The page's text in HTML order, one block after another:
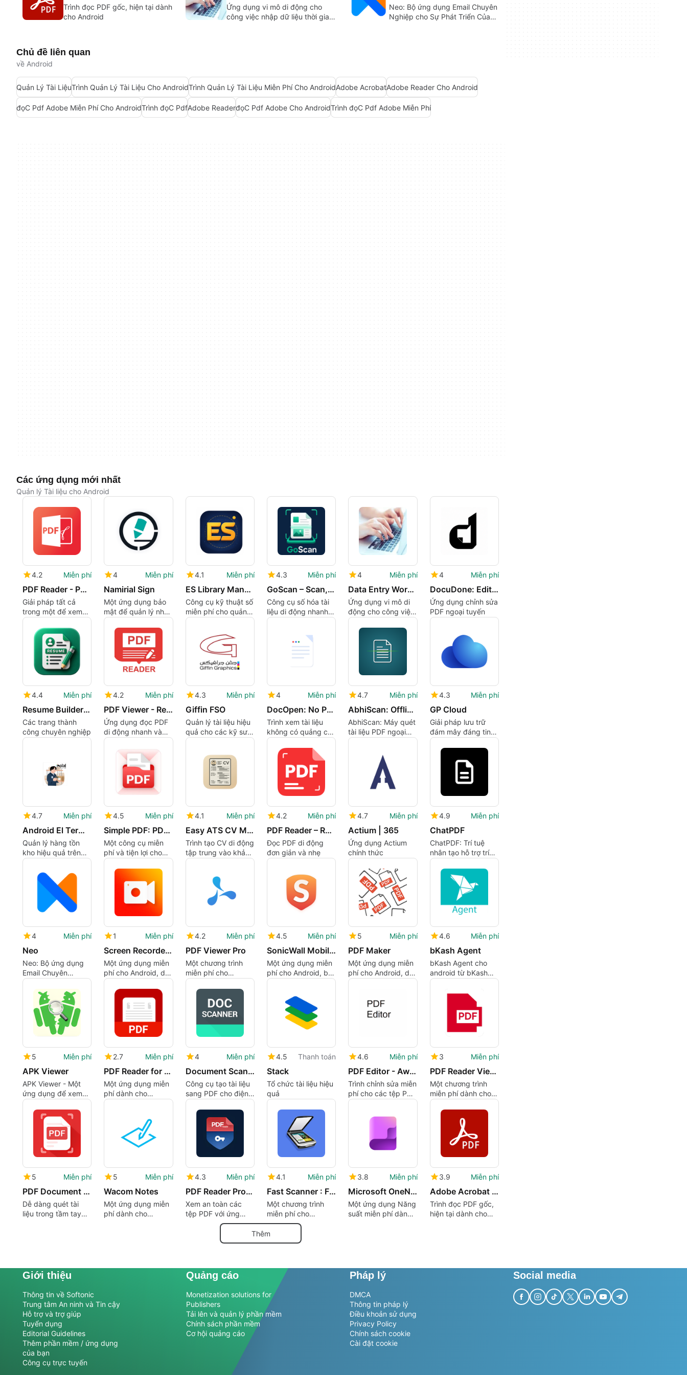
Trình đọc PDF gốc, hiện tại dành
cho Android
Ứng dụng vi mô di động cho
công việc nhập dữ liệu thời gian
Neo: Bộ ứng dụng Email Chuyên
Nghiệp cho Sự Phát Triển Của
Chủ đề liên quan
về Android
Quản Lý Tài LiệuTrình Quản Lý Tài Liệu Cho AndroidTrình Quản Lý Tài Liệu Miễn Phí Cho AndroidAdobe AcrobatAdobe Reader Cho Android
đọC Pdf Adobe Miễn Phí Cho AndroidTrình đọC PdfAdobe ReaderđọC Pdf Adobe Cho AndroidTrình đọC Pdf Adobe Miễn Phí
Các ứng dụng mới nhất
Quản lý Tài liệu cho Android
4.2 Miễn phí
PDF Reader - PDF Editor
Giải pháp tất cả
trong một để xem
và chỉnh sửa tài liệu
PDF
4 Miễn phí
Namirial Sign
Một ứng dụng bảo
mật để quản lý nhu
cầu chữ ký số của
bạn trên di động
4.1 Miễn phí
ES Library Manager
Công cụ kỹ thuật số
miễn phí cho quản lý
thư viện hiệu quả
4.3 Miễn phí
GoScan – Scan, Edit & Share
Công cụ số hóa tài
liệu di động nhanh
chóng
4 Miễn phí
Data Entry Work - Earn Daily
Ứng dụng vi mô di
động cho công việc
nhập dữ liệu thời
gian rảnh
4 Miễn phí
DocuDone: Edit PDF Offline
Ứng dụng chỉnh sửa
PDF ngoại tuyến
4.4 Miễn phí
Resume Builder & CV Maker
Các trang thành
công chuyên nghiệp
4.2 Miễn phí
PDF Viewer - Read PDF Files
Ứng dụng đọc PDF
di động nhanh và
nhẹ
4.3 Miễn phí
Giffin FSO
Quản lý tài liệu hiệu
quả cho các kỹ sư
hiện trường
4 Miễn phí
DocOpen: No Pop-up Doc Viewer
Trình xem tài liệu
không có quảng cáo
cho Android
4.7 Miễn phí
AbhiScan: Offline PDF Scanner
AbhiScan: Máy quét
tài liệu PDF ngoại
tuyến hiệu quả
4.3 Miễn phí
GP Cloud
Giải pháp lưu trữ
đám mây đáng tin
cậy cho Android
4.7 Miễn phí
Android El Terminali
Quản lý hàng tồn
kho hiệu quả trên
Android
4.5 Miễn phí
Simple PDF: PDF Reader
Một công cụ miễn
phí và tiện lợi cho
các tài liệu hàng
ngày
4.1 Miễn phí
Easy ATS CV Maker
Trình tạo CV di động
tập trung vào khả
năng tương thích với
ứng viên
4.2 Miễn phí
PDF Reader – Read & Manage
Đọc PDF di động
đơn giản và nhẹ
4.7 Miễn phí
Actium | 365
Ứng dụng Actium
chính thức
4.9 Miễn phí
ChatPDF
ChatPDF: Trí tuệ
nhân tạo hỗ trợ trích
xuất kiến thức
4 Miễn phí
Neo
Neo: Bộ ứng dụng
Email Chuyên
Nghiệp cho Sự Phát
Triển Của Doanh
Nghiệp
1 Miễn phí
Screen Recorder Lite
Một ứng dụng miễn
phí cho Android, do
encoder.blog phát
triển.
4.2 Miễn phí
PDF Viewer Pro
Một chương trình
miễn phí cho
Android, do
PSPDFKit GmbH
phát triển.
4.5 Miễn phí
SonicWall Mobile Connect
Một ứng dụng miễn
phí cho Android, bởi
5 Miễn phí
PDF Maker
Một ứng dụng miễn
phí cho Android, do
Independence
4.6 Miễn phí
bKash Agent
bKash Agent cho
android từ bKash
Limited
5 Miễn phí
APK Viewer
APK Viewer - Một
ứng dụng để xem
nội dung của các
tệp APK đã tải
xuống.
2.7 Miễn phí
PDF Reader for Android
Một ứng dụng miễn
phí dành cho
Android, bởi Reader
4 Miễn phí
Document Scanner PDF Creator by Lufick
Công cụ tạo tài liệu
sang PDF cho điện
thoại di động
4.5 Thanh toán
Stack
Tổ chức tài liệu hiệu
quả
4.6 Miễn phí
PDF Editor - Awesome PDF Reader & Editor
Trình chỉnh sửa miễn
phí cho các tệp PDF
không quá đáng tin
3 Miễn phí
PDF Reader Viewer 2021
Một chương trình
miễn phí dành cho
Android của
blue.swan.dev.
5 Miễn phí
PDF Document Scanner
Dễ dàng quét tài
liệu trong tầm tay
5 Miễn phí
Wacom Notes
Một ứng dụng miễn
phí dành cho
4.3 Miễn phí
PDF Reader Proxy
Xem an toàn các
tệp PDF với ứng
4.1 Miễn phí
Fast Scanner : Free PDF Scan
Một chương trình
miễn phí cho
Android
3.8 Miễn phí
Microsoft OneNote: Save Ideas and Organize Notes
Một ứng dụng Năng
suất miễn phí dành
3.9 Miễn phí
Adobe Acrobat DC – PDF Reader
Trình đọc PDF gốc,
hiện tại dành cho
Thêm
Giới thiệu
Thông tin về Softonic
Trung tâm An ninh và Tin cậy
Hỗ trợ và trợ giúp
Tuyển dụng
Editorial Guidelines
Thêm phần mềm / ứng dụng
của bạn
Công cụ trực tuyến
Quảng cáo
Monetization solutions for
Publishers
Tải lên và quản lý phần mềm
Chính sách phần mềm
Cơ hội quảng cáo
Pháp lý
DMCA
Thông tin pháp lý
Điều khoản sử dụng
Privacy Policy
Chính sách cookie
Cài đặt cookie
Social media